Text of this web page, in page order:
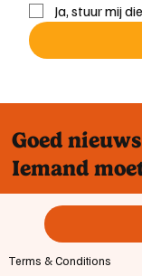
Ja, stuur mij
Goed
Iemand
Terms & Conditions